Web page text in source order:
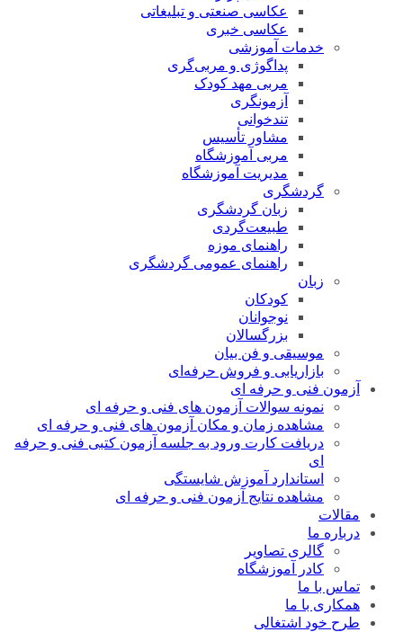
عکاسی صنعتی و تبلیغاتی
عکاسی خبری
خدمات آموزشی
پداگوژی و مربی‌گری
مربی مهد کودک
آزمونگری
تندخوانی
مشاور تأسیس
مربی آموزشگاه
مدیریت آموزشگاه
گردشگری
زبان گردشگری
طبیعت‌گردی
راهنمای موزه
راهنمای عمومی گردشگری
زبان
کودکان
نوجوانان
بزرگسالان
موسیقی و فن بیان
بازاریابی و فروش حرفه‌ای
آزمون فنی و حرفه ای
نمونه سوالات آزمون های فنی و حرفه ای
مشاهده زمان و مکان آزمون های فنی و حرفه ای
دریافت کارت ورود به جلسه آزمون کتبی فنی و حرفه
ای
استاندارد آموزش شایستگی
مشاهده نتایج آزمون فنی و حرفه ای
مقالات
درباره ما
گالری تصاویر
کادر آموزشگاه
تماس با ما
همکاری با ما
طرح خود اشتغالی